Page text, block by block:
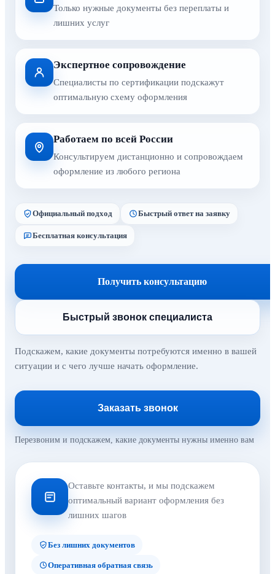
Только нужные документы без переплаты и
лишних услуг
Экспертное сопровождение
Специалисты по сертификации подскажут
оптимальную схему оформления
Работаем по всей России
Консультируем дистанционно и сопровождаем
оформление из любого региона
Официальный подход Быстрый ответ на заявку
Бесплатная консультация
Получить консультацию
Быстрый звонок специалиста
Подскажем, какие документы потребуются именно в вашей
ситуации и с чего лучше начать оформление.
Заказать звонок
Перезвоним и подскажем, какие документы нужны именно вам
Оставьте контакты, и мы подскажем
оптимальный вариант оформления без
лишних шагов
Без лишних документов
Оперативная обратная связь